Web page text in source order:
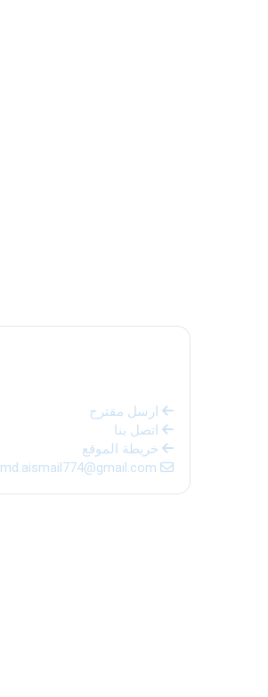
ارسل مقترح
اتصل بنا
خريطة الموقع
md.aismail774@gmail.com